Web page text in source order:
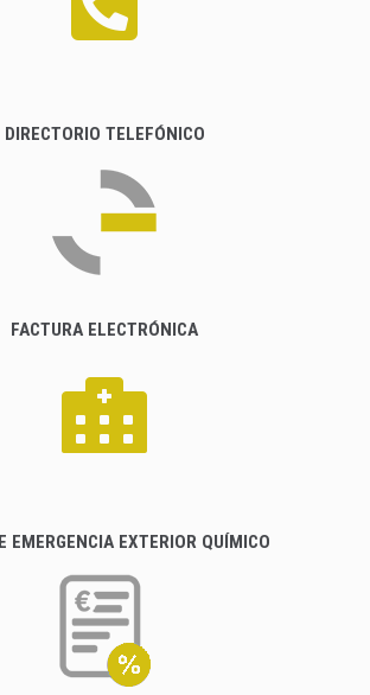
DIRECTORIO TELEFÓNICO
FACTURA ELECTRÓNICA
EMERGENCIA EXTERIOR QUÍMICO